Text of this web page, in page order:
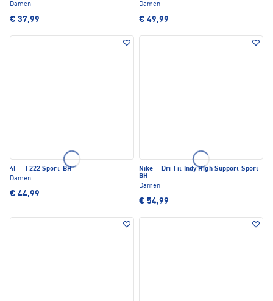
Damen
€ 37,99
Damen
€ 49,99
4F ·
F222 Sport-BH
Damen
€ 44,99
Nike · Dri-Fit Indy High Support Sport-
BH
Damen
€ 54,99